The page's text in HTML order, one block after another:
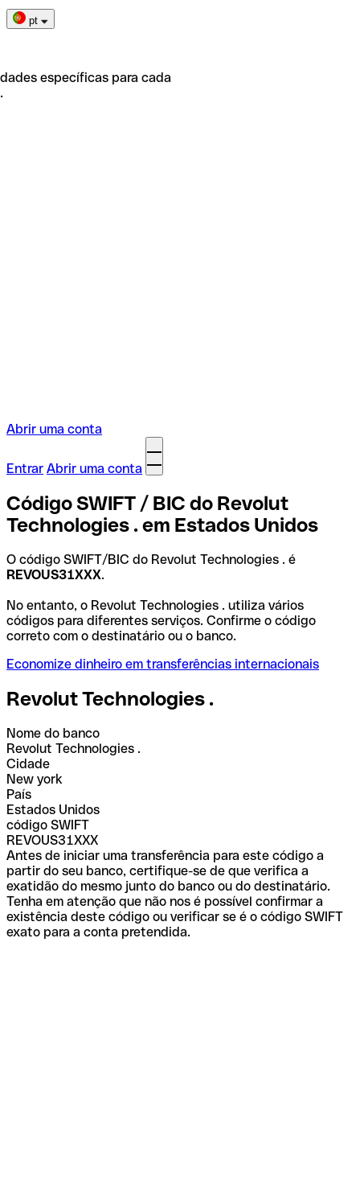
pt
específicas para cada
Abrir uma conta
Entrar Abrir uma conta
Código SWIFT / BIC do Revolut
Technologies . em Estados Unidos
O código SWIFT/BIC do Revolut Technologies . é
REVOUS31XXX.
No entanto, o Revolut Technologies . utiliza vários
códigos para diferentes serviços. Confirme o código
correto com o destinatário ou o banco.
Economize dinheiro em transferências internacionais
Revolut Technologies .
Nome do banco
Revolut Technologies .
Cidade
New york
País
Estados Unidos
código SWIFT
REVOUS31XXX
Antes de iniciar uma transferência para este código a
partir do seu banco, certifique-se de que verifica a
exatidão do mesmo junto do banco ou do destinatário.
Tenha em atenção que não nos é possível confirmar a
existência deste código ou verificar se é o código SWIFT
exato para a conta pretendida.